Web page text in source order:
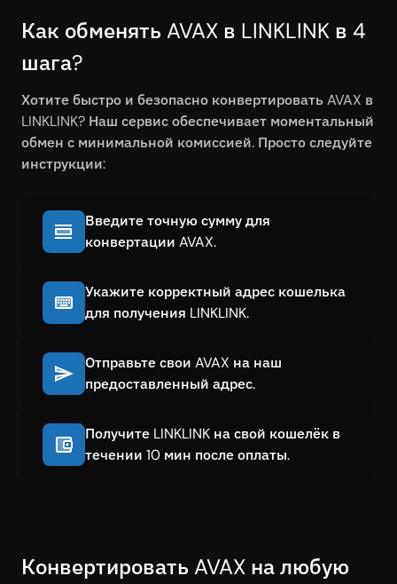
Как обменять AVAX в LINKLINK в 4
шага?
Хотите быстро и безопасно конвертировать AVAX в
LINKLINK? Наш сервис обеспечивает моментальный
обмен с минимальной комиссией. Просто следуйте
инструкции:
Введите точную сумму для
конвертации AVAX.
Укажите корректный адрес кошелька
для получения LINKLINK.
Отправьте свои AVAX на наш
предоставленный адрес.
Получите LINKLINK на свой кошелёк в
течении 10 мин после оплаты.
Конвертировать AVAX на любую